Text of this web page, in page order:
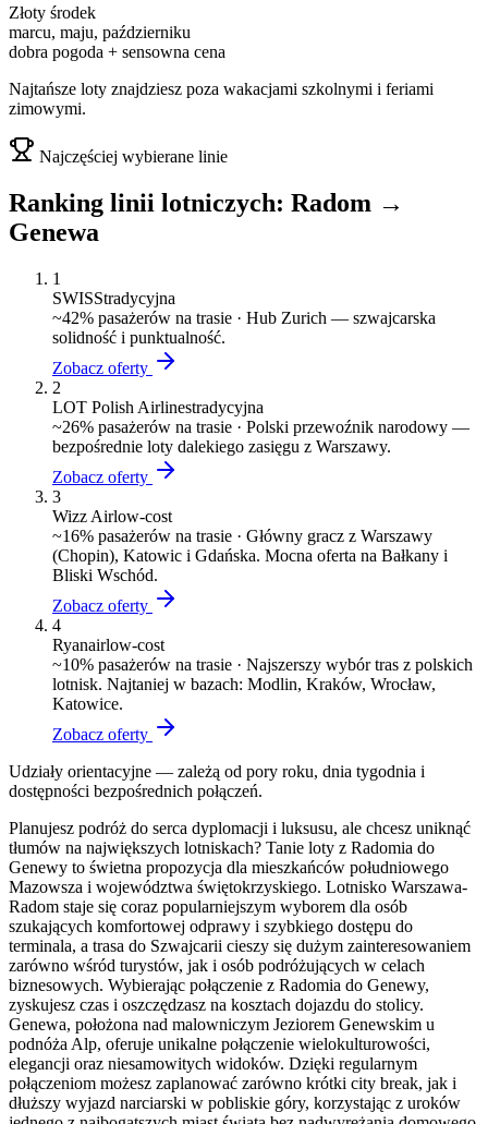
Złoty środek
marcu, maju, październiku
dobra pogoda + sensowna cena
Najtańsze loty znajdziesz poza wakacjami szkolnymi i feriami
zimowymi.
Najczęściej wybierane linie
Ranking linii lotniczych: Radom →
Genewa
1
SWISStradycyjna
~42% pasażerów na trasie · Hub Zurich — szwajcarska
solidność i punktualność.
Zobacz oferty
2
LOT Polish Airlinestradycyjna
~26% pasażerów na trasie · Polski przewoźnik narodowy —
bezpośrednie loty dalekiego zasięgu z Warszawy.
Zobacz oferty
3
Wizz Airlow-cost
~16% pasażerów na trasie · Główny gracz z Warszawy
(Chopin), Katowic i Gdańska. Mocna oferta na Bałkany i
Bliski Wschód.
Zobacz oferty
4
Ryanairlow-cost
~10% pasażerów na trasie · Najszerszy wybór tras z polskich
lotnisk. Najtaniej w bazach: Modlin, Kraków, Wrocław,
Katowice.
Zobacz oferty
Udziały orientacyjne — zależą od pory roku, dnia tygodnia i
dostępności bezpośrednich połączeń.
Planujesz podróż do serca dyplomacji i luksusu, ale chcesz uniknąć
tłumów na największych lotniskach? Tanie loty z Radomia do
Genewy to świetna propozycja dla mieszkańców południowego
Mazowsza i województwa świętokrzyskiego. Lotnisko Warszawa-
Radom staje się coraz popularniejszym wyborem dla osób
szukających komfortowej odprawy i szybkiego dostępu do
terminala, a trasa do Szwajcarii cieszy się dużym zainteresowaniem
zarówno wśród turystów, jak i osób podróżujących w celach
biznesowych. Wybierając połączenie z Radomia do Genewy,
zyskujesz czas i oszczędzasz na kosztach dojazdu do stolicy.
Genewa, położona nad malowniczym Jeziorem Genewskim u
podnóża Alp, oferuje unikalne połączenie wielokulturowości,
elegancji oraz niesamowitych widoków. Dzięki regularnym
połączeniom możesz zaplanować zarówno krótki city break, jak i
dłuższy wyjazd narciarski w pobliskie góry, korzystając z uroków